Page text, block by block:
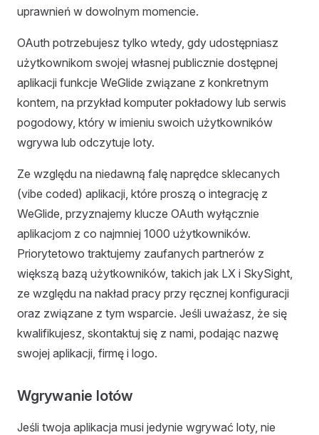
uprawnień w dowolnym momencie.
OAuth potrzebujesz tylko wtedy, gdy udostępniasz
użytkownikom swojej własnej publicznie dostępnej
aplikacji funkcje WeGlide związane z konkretnym
kontem, na przykład komputer pokładowy lub serwis
pogodowy, który w imieniu swoich użytkowników
wgrywa lub odczytuje loty.
Ze względu na niedawną falę naprędce sklecanych
(vibe coded) aplikacji, które proszą o integrację z
WeGlide, przyznajemy klucze OAuth wyłącznie
aplikacjom z co najmniej 1000 użytkowników.
Priorytetowo traktujemy zaufanych partnerów z
większą bazą użytkowników, takich jak LX i SkySight,
ze względu na nakład pracy przy ręcznej konfiguracji
oraz związane z tym wsparcie. Jeśli uważasz, że się
kwalifikujesz, skontaktuj się z nami, podając nazwę
swojej aplikacji, firmę i logo.
Wgrywanie lotów
Jeśli twoja aplikacja musi jedynie wgrywać loty, nie